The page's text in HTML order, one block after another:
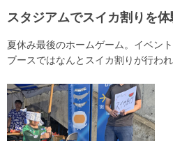
スタジアムでスイカ割りを
夏休み最後のホームゲーム。イベン
ブースではなんとスイカ割りが行われ